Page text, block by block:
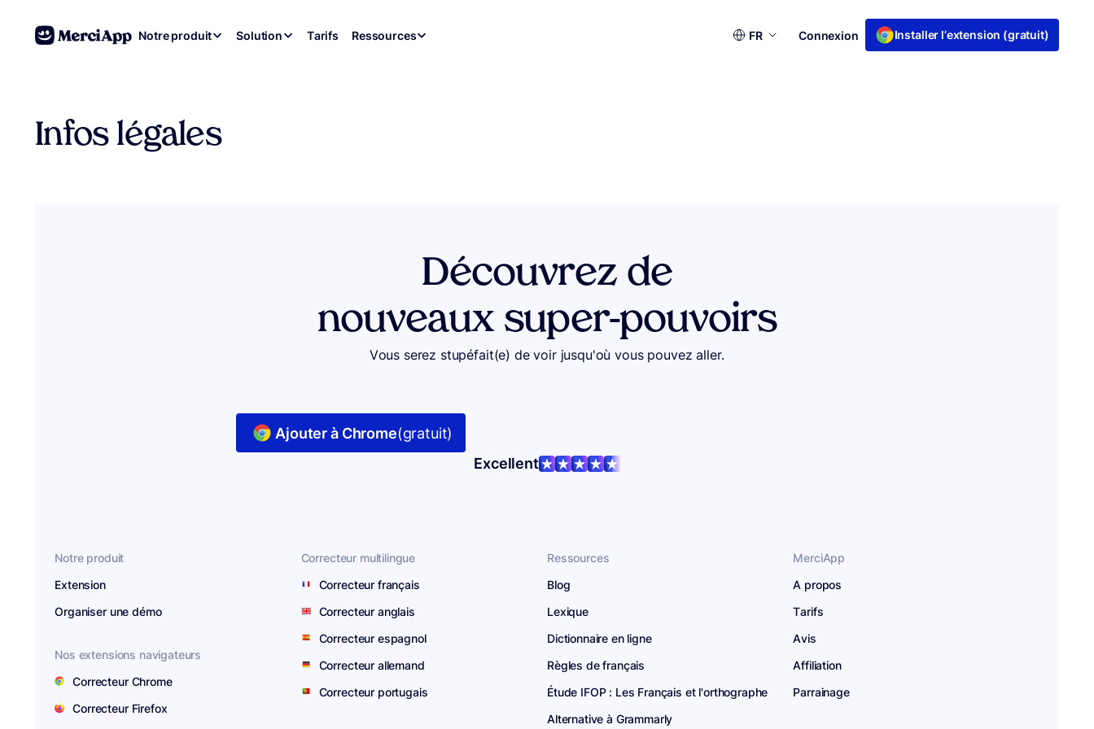
Aller au contenu
Notre produit Solution Tarifs Ressources
Choisir
FR Connexion Installer l’extension (gratuit)
Infos légales
Découvrez de
nouveaux super-pouvoirs
Vous serez stupéfait(e) de voir jusqu'où vous pouvez aller.
Ajouter à Chrome(gratuit)
Excellent
Notre produit
Extension
Organiser une démo
Nos extensions navigateurs
Correcteur Chrome
Correcteur Firefox
Correcteur multilingue
Correcteur français
Correcteur anglais
Correcteur espagnol
Correcteur allemand
Correcteur portugais
Ressources
Blog
Lexique
Dictionnaire en ligne
Règles de français
Étude IFOP : Les Français et l'orthographe
Alternative à Grammarly
MerciApp
A propos
Tarifs
Avis
Affiliation
Parrainage